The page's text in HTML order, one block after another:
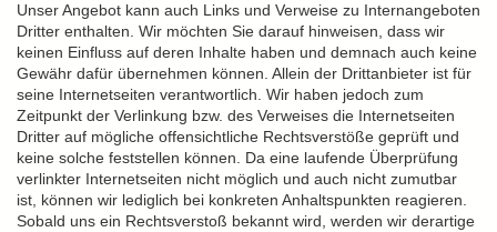
Unser Angebot kann auch Links und Verweise zu Internangeboten
Dritter enthalten. Wir möchten Sie darauf hinweisen, dass wir
keinen Einfluss auf deren Inhalte haben und demnach auch keine
Gewähr dafür übernehmen können. Allein der Drittanbieter ist für
seine Internetseiten verantwortlich. Wir haben jedoch zum
Zeitpunkt der Verlinkung bzw. des Verweises die Internetseiten
Dritter auf mögliche offensichtliche Rechtsverstöße geprüft und
keine solche feststellen können. Da eine laufende Überprüfung
verlinkter Internetseiten nicht möglich und auch nicht zumutbar
ist, können wir lediglich bei konkreten Anhaltspunkten reagieren.
Sobald uns ein Rechtsverstoß bekannt wird, werden wir derartige